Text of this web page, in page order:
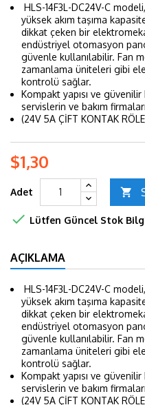
HLS-14F3L-DC24V-C
yüksek akım taşıma
dikkat çeken bir
endüstriyel otomasyon
güvenle kullanılabilir. Fan
zamanlama üniteleri gibi
kontrolü sağlar.
Kompakt yapısı ve
servislerin ve bakım
(24V 5A ÇİFT KONTAK
$1,30
Adet 
 Lütfen Güncel Stok
AÇIKLAMA
HLS-14F3L-DC24V-C
yüksek akım taşıma
dikkat çeken bir
endüstriyel otomasyon
güvenle kullanılabilir. Fan
zamanlama üniteleri gibi
kontrolü sağlar.
Kompakt yapısı ve
servislerin ve bakım
(24V 5A ÇİFT KONTAK